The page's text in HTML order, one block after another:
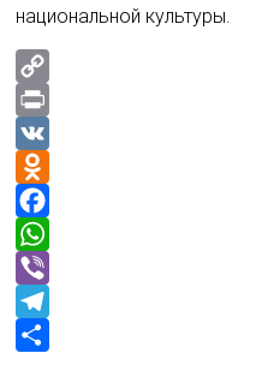
национальной культуры.
C
o
p
y
L
n
k
P
i
n
t
V
K
O
d
n
o
k
F
a
c
e
W
h
a
V
T